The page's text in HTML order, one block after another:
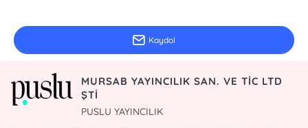
Kaydol
MURSAB YAYINCILIK SAN. VE TİC LTD
ŞTİ
PUSLU YAYINCILIK